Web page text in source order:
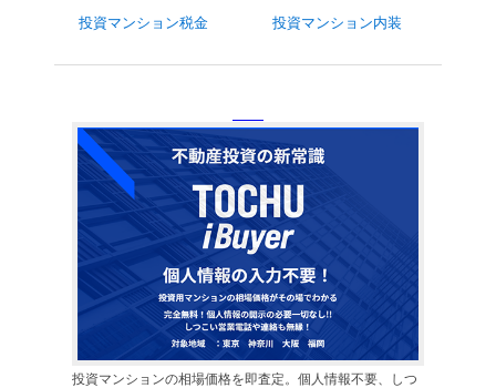
投資マンション税金
投資マンション内装
投資マンションの相場価格を即査定。個人情報不要、しつ